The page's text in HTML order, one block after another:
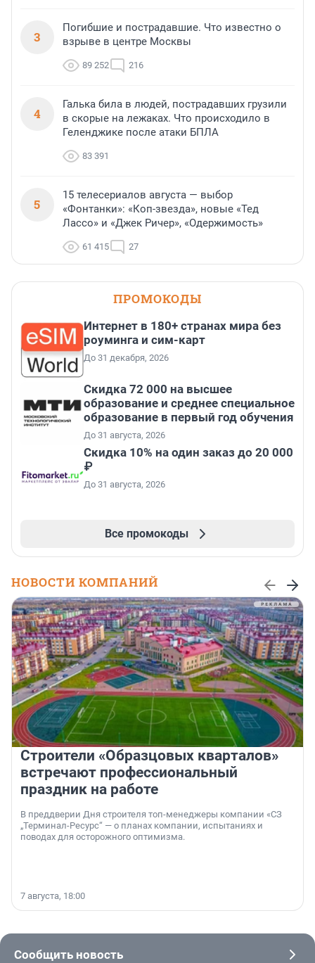
3
Погибшие и пострадавшие. Что известно о
взрыве в центре Москвы
89 252 216
4
Галька била в людей, пострадавших грузили
в скорые на лежаках. Что происходило в
Геленджике после атаки БПЛА
83 391
5
15 телесериалов августа — выбор
«Фонтанки»: «Коп-звезда», новые «Тед
Лассо» и «Джек Ричер», «Одержимость»
61 415 27
ПРОМОКОДЫ
Интернет в 180+ странах мира без
роуминга и сим-карт
До 31 декабря, 2026
Скидка 72 000 на высшее
образование и среднее специальное
образование в первый год обучения
До 31 августа, 2026
Скидка 10% на один заказ до 20 000
₽
До 31 августа, 2026
Все промокоды
НОВОСТИ КОМПАНИЙ
Строители «Образцовых кварталов»
встречают профессиональный
праздник на работе
В преддверии Дня строителя топ-менеджеры компании «СЗ
„Терминал-Ресурс“ — о планах компании, испытаниях и
поводах для осторожного оптимизма.
7 августа, 18:00
Сообщить новость